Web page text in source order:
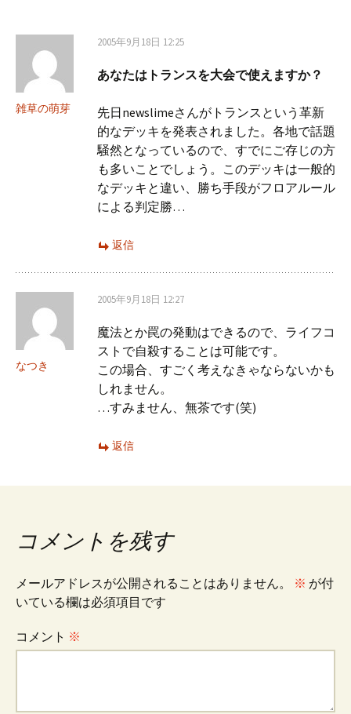
ビ
ゲ
ー
ン
雑草の萌芽
2005年9月18日 12:25
あなたはトランスを大会で使えますか？
先日newslimeさんがトランスという革新
的なデッキを発表されました。各地で話題
騒然となっているので、すでにご存じの方
も多いことでしょう。このデッキは一般的
なデッキと違い、勝ち手段がフロアルール
による判定勝…
返信
なつき
2005年9月18日 12:27
魔法とか罠の発動はできるので、ライフコ
ストで自殺することは可能です。
この場合、すごく考えなきゃならないかも
しれません。
…すみません、無茶です(笑)
返信
コメントを残す
メールアドレスが公開されることはありません。 ※ が付
いている欄は必須項目です
コメント ※